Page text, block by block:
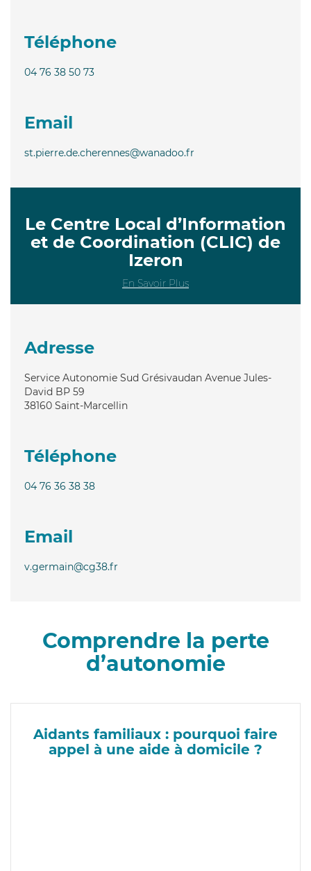
Téléphone
04 76 38 50 73
Email
st.pierre.de.cherennes@wanadoo.fr
Le Centre Local d’Information
et de Coordination (CLIC) de
Izeron
En Savoir Plus
Adresse
Service Autonomie Sud Grésivaudan Avenue Jules-
David BP 59
38160 Saint-Marcellin
Téléphone
04 76 36 38 38
Email
v.germain@cg38.fr
Comprendre la perte
d’autonomie
Aidants familiaux : pourquoi faire
appel à une aide à domicile ?